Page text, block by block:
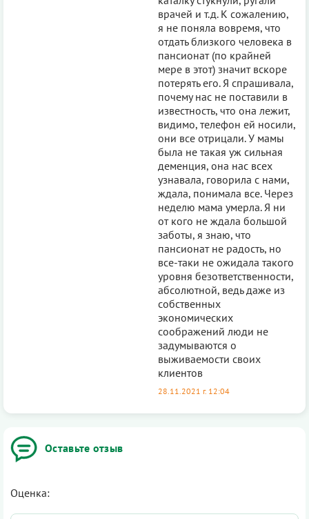
Оставьте отзыв
Оценка:
врачей и т.д. К сожалению,
я не поняла вовремя, что
отдать близкого человека в
пансионат (по крайней
мере в этот) значит вскоре
потерять его. Я спрашивала,
почему нас не поставили в
известность, что она лежит,
видимо, телефон ей носили,
они все отрицали. У мамы
была не такая уж сильная
деменция, она нас всех
узнавала, говорила с нами,
ждала, понимала все. Через
неделю мама умерла. Я ни
от кого не ждала большой
заботы, я знаю, что
пансионат не радость, но
все-таки не ожидала такого
уровня безответственности,
абсолютной, ведь даже из
собственных
экономических
соображений люди не
задумываются о
выживаемости своих
клиентов
28.11.2021 г. 12:04